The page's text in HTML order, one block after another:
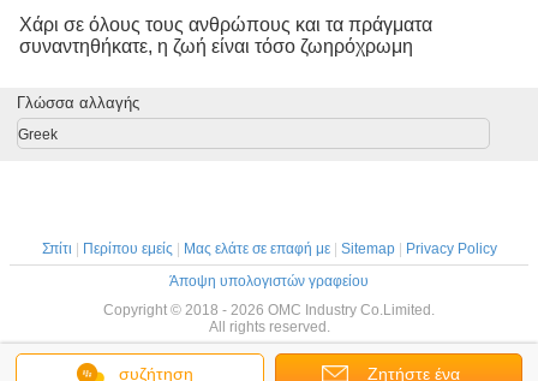
Χάρι σε όλους τους ανθρώπους και τα πράγματα
συναντηθήκατε, η ζωή είναι τόσο ζωηρόχρωμη
συζήτηση Ζητήστε ένα
Γλώσσα αλλαγής
Greek
Σπίτι Περίπου εμείς Μας ελάτε σε επαφή με| Sitemap|
Privacy Policy
Άποψη υπολογιστών γραφείου
Copyright © 2018 - 2026 OMC Industry Co.Limited.
All rights reserved.